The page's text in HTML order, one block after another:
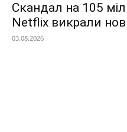
Скандал на 105
Netflix викрали
03.08.2026